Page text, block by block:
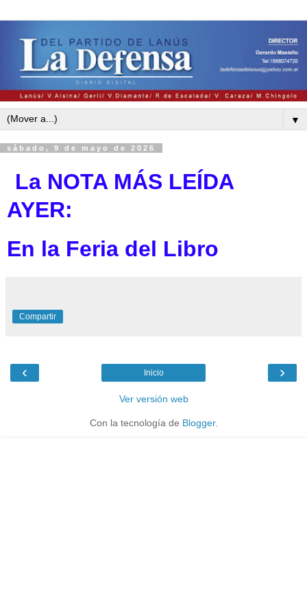
▼
sábado, 9 de mayo de 2026
La NOTA MÁS LEÍDA
AYER:
En la Feria del Libro
Compartir
‹ ›
Inicio
Ver versión web
Con la tecnología de Blogger.